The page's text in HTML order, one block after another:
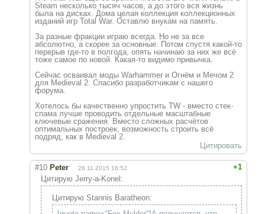
Steam несколько тысяч часов, а до этого вся жизнь
была на дисках. Дома целая коллекция коллекционных
изданий игр Total War. Оставлю внукам на память.
За разные фракции играю всегда. Но не за все
абсолютно, а скорее за основные. Потом спустя какой-то
перерыв где-то в полгода, опять начинаю за них же всё
тоже самое по новой. Какая-то видимо привычка.
Сейчас осваивал моды Warhammer и Огнём и Мечом 2
для Medieval 2. Спасибо разработчикам с нашего
форума.
Хотелось бы качественно упростить TW - вместо стек-
спама лучше проводить отдельные масштабные
ключевые сражения. Вместо сложных расчётов
оптимальных построек, возможность строить всё
подряд, как в Medieval 2.
Цитировать
+1
#10 Peter 26.11.2015 16:52
Цитирую Jerry-a-Konel:
Цитирую Stannis Baratheon: